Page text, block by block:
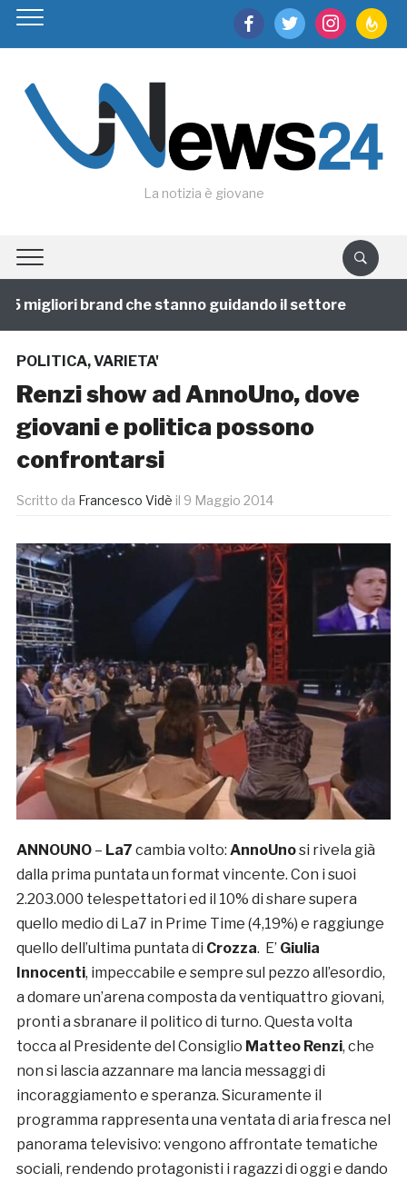
facebooktwitter instagram
La notizia è giovane
brand che stanno guidando il settore
POLITICA,VARIETA'
Renzi show ad AnnoUno, dove
giovani e politica possono
confrontarsi
Scritto da Francesco Vidè il 9 Maggio 2014
ANNOUNO– La7 cambia volto: AnnoUnosi rivela già
dalla prima puntata un format vincente. Con i suoi
2.203.000 telespettatori ed il 10% di share supera
quello medio di La7 in Prime Time (4,19%) e raggiunge
quello dell’ultima puntata di Crozza. E’ Giulia
Innocenti, impeccabile e sempre sul pezzo all’esordio,
a domare un’arena composta da ventiquattro giovani,
pronti a sbranare il politico di turno. Questa volta
tocca al Presidente del Consiglio Matteo Renzi, che
non si lascia azzannare ma lancia messaggi di
incoraggiamento e speranza. Sicuramente il
programma rappresenta una ventata di aria fresca nel
panorama televisivo: vengono affrontate tematiche
sociali, rendendo protagonisti i ragazzi di oggi e dando